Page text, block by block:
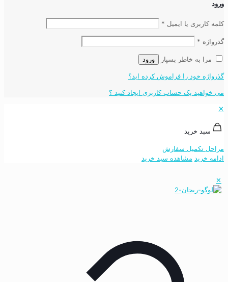
ورود
کلمه کاربری یا ایمیل *
گذرواژه *
مرا به خاطر بسپار ورود
گذرواژه خود را فراموش کرده اید؟
می خواهید یک حساب کاربری ایجاد کنید ؟
✕
سبد خرید
مراحل تکمیل سفارش
ادامه خرید مشاهده سبد خرید
✕